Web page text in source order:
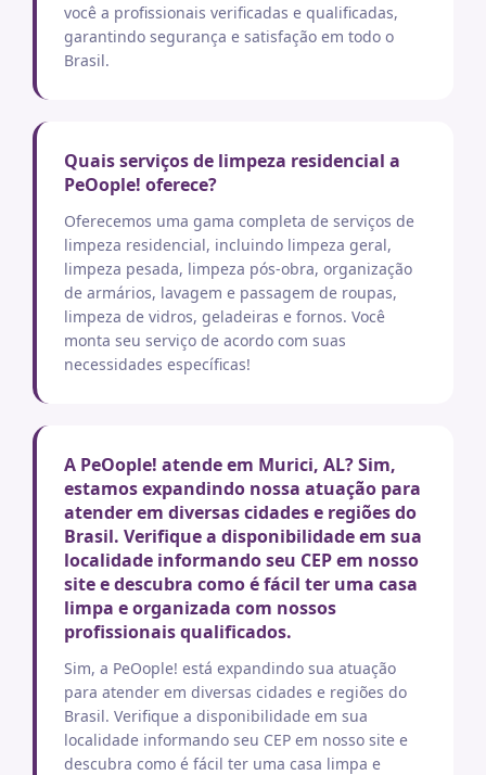
você a profissionais verificadas e qualificadas,
garantindo segurança e satisfação em todo o
Brasil.
Quais serviços de limpeza residencial a
PeOople! oferece?
Oferecemos uma gama completa de serviços de
limpeza residencial, incluindo limpeza geral,
limpeza pesada, limpeza pós-obra, organização
de armários, lavagem e passagem de roupas,
limpeza de vidros, geladeiras e fornos. Você
monta seu serviço de acordo com suas
necessidades específicas!
A PeOople! atende em Murici, AL? Sim,
estamos expandindo nossa atuação para
atender em diversas cidades e regiões do
Brasil. Verifique a disponibilidade em sua
localidade informando seu CEP em nosso
site e descubra como é fácil ter uma casa
limpa e organizada com nossos
profissionais qualificados.
Sim, a PeOople! está expandindo sua atuação
para atender em diversas cidades e regiões do
Brasil. Verifique a disponibilidade em sua
localidade informando seu CEP em nosso site e
descubra como é fácil ter uma casa limpa e